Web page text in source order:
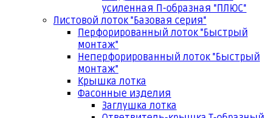
усиленная П-образная "ПЛЮС"
Листовой лоток "Базовая серия"
Перфорированный лоток "Быстрый
монтаж"
Неперфорированный лоток "Быстрый
монтаж"
Крышка лотка
Фасонные изделия
Заглушка лотка